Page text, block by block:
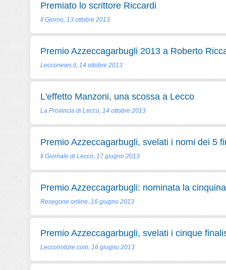
Premiato lo scrittore Riccardi
Il Giorno, 13 ottobre 2013
Premio Azzeccagarbugli 2013 a Roberto
Lecconews.it, 14 ottobre 2013
L'effetto Manzoni, una scossa a Lecco
La Provincia di Lecco, 14 ottobre 2013
Premio Azzeccagarbugli, svelati i nomi dei 5
Il Giornale di Lecco, 17 giugno 2013
Premio Azzeccagarbugli: nominata la
Resegone online, 16 giugno 2013
Premio Azzeccagarbugli, svelati i cinque
Lecconotizie.com, 16 giugno 2013